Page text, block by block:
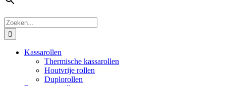
Zoeken
naar:
Kassarollen
Thermische kassarollen
Houtvrije rollen
Duplorollen